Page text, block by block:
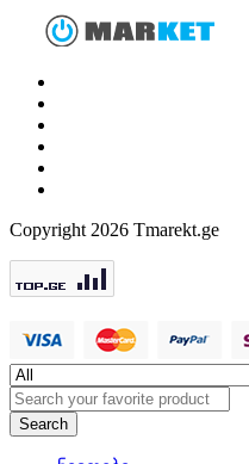
Copyright 2026 Tmarekt.ge
Search